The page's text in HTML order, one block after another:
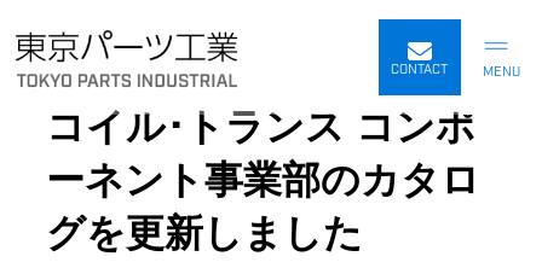
内
容
CONTACT
コイル･トランス コンポ
ーネント事業部のカタロ
グを更新しました